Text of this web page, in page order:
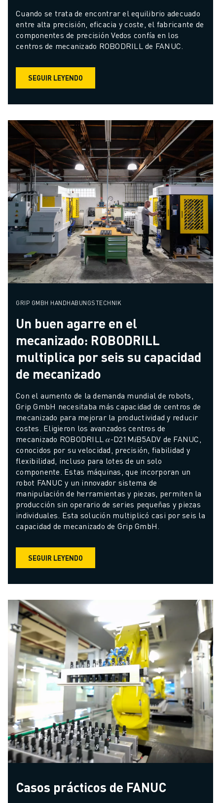
Cuando se trata de encontrar el equilibrio adecuado
entre alta precisión, eficacia y coste, el fabricante de
componentes de precisión Vedos confía en los
centros de mecanizado ROBODRILL de FANUC.
SEGUIR LEYENDO
GRIP GMBH HANDHABUNGSTECHNIK
Un buen agarre en el
mecanizado: ROBODRILL
multiplica por seis su capacidad
de mecanizado
Con el aumento de la demanda mundial de robots,
Grip GmbH necesitaba más capacidad de centros de
mecanizado para mejorar la productividad y reducir
costes. Eligieron los avanzados centros de
mecanizado ROBODRILL 𝛼-D21M𝑖B5ADV de FANUC,
conocidos por su velocidad, precisión, fiabilidad y
flexibilidad, incluso para lotes de un solo
componente. Estas máquinas, que incorporan un
robot FANUC y un innovador sistema de
manipulación de herramientas y piezas, permiten la
producción sin operario de series pequeñas y piezas
individuales. Esta solución multiplicó casi por seis la
capacidad de mecanizado de Grip GmbH.
SEGUIR LEYENDO
Casos prácticos de FANUC